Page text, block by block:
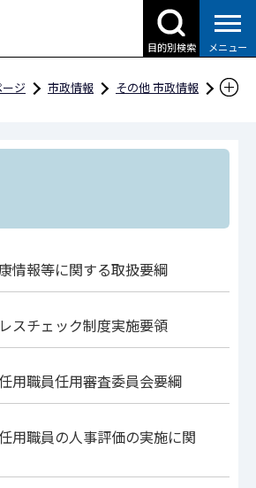
目的別検索 メニュー
ージ 市政情報
その他 市政情報
情報等に関する取扱要綱
スチェック制度実施要領
用職員任用審査委員会要綱
用職員の人事評価の実施に関